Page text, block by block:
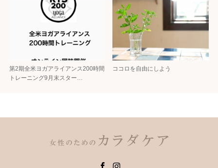
第2期全米ヨガアライアンス200時間
トレーニング9月末スター…
ココロを自由にしよう